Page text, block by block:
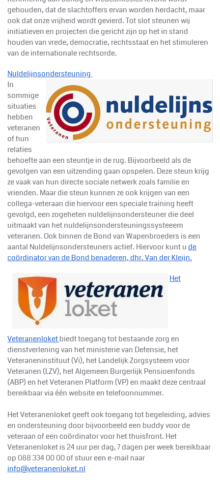
gehouden, dat de slachtoffers ervan worden herdacht, maar
ook dat onze vrijheid wordt gevierd. Tot slot steunen wij
initiatieven en projecten die gericht zijn op het in stand
houden van vrede, democratie, rechtsstaat en het stimuleren
van de internationale rechtsorde.
Nuldelijnsondersteuning
In
sommige
situaties
hebben
veteranen
of hun
relaties
behoefte aan een steuntje in de rug. Bijvoorbeeld als de
gevolgen van een uitzending gaan opspelen. Deze steun krijg
ze vaak van hun directe sociale netwerk zoals familie en
vrienden. Maar die steun kunnen ze ook krijgen van een
collega-veteraan die hiervoor een speciale training heeft
gevolgd, een zogeheten nuldelijnsondersteuner die deel
uitmaakt van het nuldelijnsondersteuningssysteeem
veteranen. Ook binnen de Bond van Wapenbroeders is een
aantal Nuldelijnsondersteuners actief. Hiervoor kunt u de
coördinator van de Bond benaderen, dhr. Van der Kleijn.
Het
Veteranenloketbiedt toegang tot bestaande zorg en
dienstverlening van het ministerie van Defensie, het
Veteraneninstituut (Vi), het Landelijk Zorgsysteem voor
Veteranen (LZV), het Algemeen Burgerlijk Pensioenfonds
(ABP) en het Veteranen Platform (VP) en maakt deze centraal
bereikbaar via één website en telefoonnummer.
Het Veteranenloket geeft ook toegang tot begeleiding, advies
en ondersteuning door bijvoorbeeld een buddy voor de
veteraan of een coördinator voor het thuisfront. Het
Veteranenloket is 24 uur per dag, 7 dagen per week bereikbaar
op 088 334 00 00 of stuur een e-mail naar
info@veteranenloket.nl